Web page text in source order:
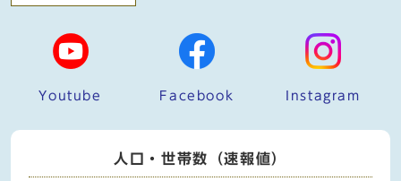
Youtube Facebook Instagram
人口・世帯数（速報値）